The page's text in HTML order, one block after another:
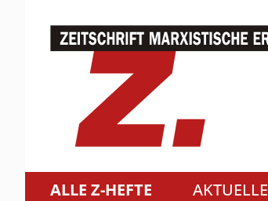
ALLE Z-HEFTE
AKTUELLE